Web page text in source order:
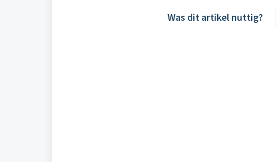
Was dit artikel nuttig?